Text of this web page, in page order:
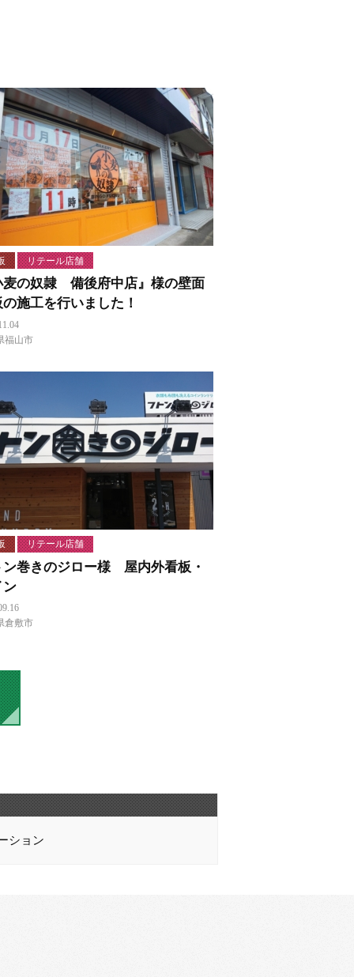
リテール店舗
麦の奴隷 備後府中店』様の壁面
施工を行いました！
福山市
リテール店舗
ン巻きのジロー様 屋内外看板・
ン
倉敷市
ション